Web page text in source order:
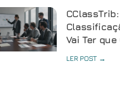
Vai Ter
LER POST →